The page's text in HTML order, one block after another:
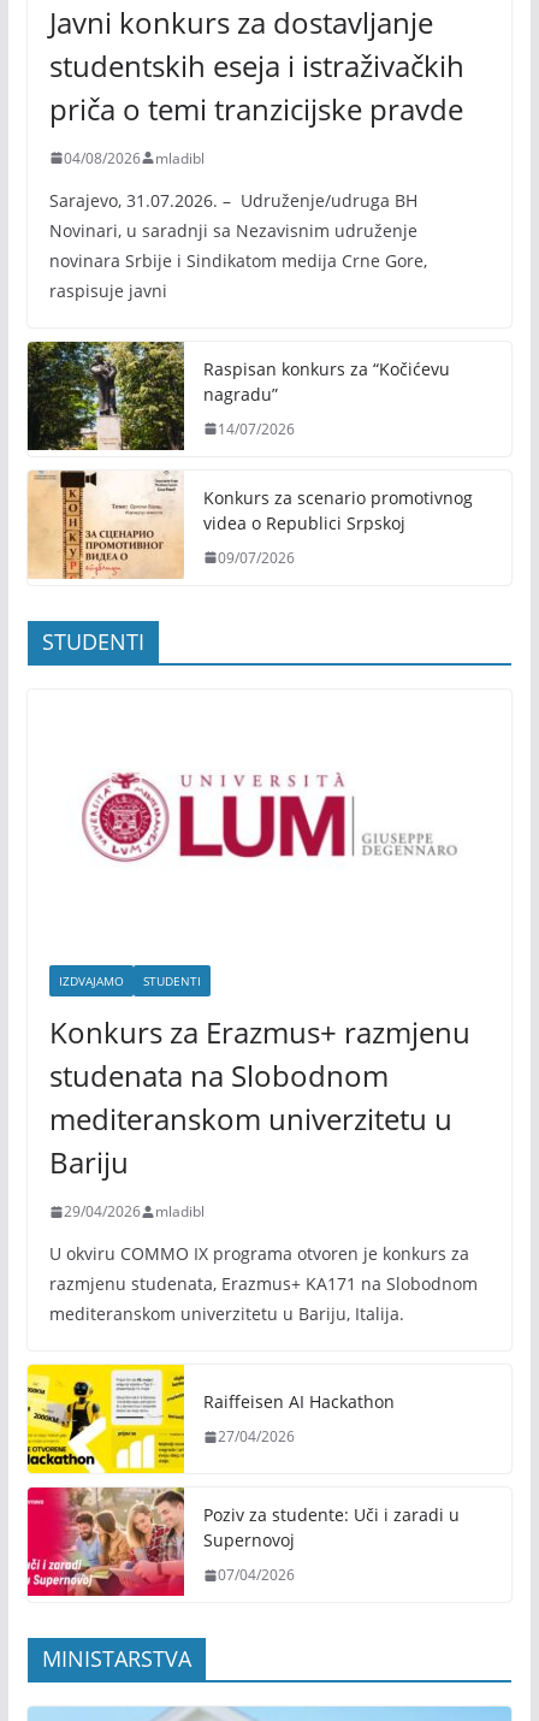
Javni konkurs za dostavljanje
studentskih eseja i istraživačkih
priča o temi tranzicijske pravde
04/08/2026 mladibl
Sarajevo, 31.07.2026. – Udruženje/udruga BH
Novinari, u saradnji sa Nezavisnim udruženje
novinara Srbije i Sindikatom medija Crne Gore,
raspisuje javni
Raspisan konkurs za “Kočićevu
nagradu”
14/07/2026
Konkurs za scenario promotivnog
videa o Republici Srpskoj
09/07/2026
STUDENTI
IZDVAJAMO STUDENTI
Konkurs za Erazmus+ razmjenu
studenata na Slobodnom
mediteranskom univerzitetu u
Bariju
29/04/2026 mladibl
U okviru COMMO IX programa otvoren je konkurs za
razmjenu studenata, Erazmus+ KA171 na Slobodnom
mediteranskom univerzitetu u Bariju, Italija.
Raiffeisen AI Hackathon
27/04/2026
Poziv za studente: Uči i zaradi u
Supernovoj
07/04/2026
MINISTARSTVA